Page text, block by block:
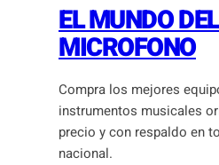
EL MUNDO DEL
MICROFONO
Compra los mejores
instrumentos musicales
precio y con respaldo en
nacional.